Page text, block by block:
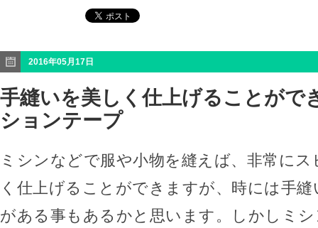
2016年05月17日
手縫いを美しく仕上げることがで
ションテープ
ミシンなどで服や小物を縫えば、非常に
く仕上げることができますが、時には手
がある事もあるかと思います。しかしミ